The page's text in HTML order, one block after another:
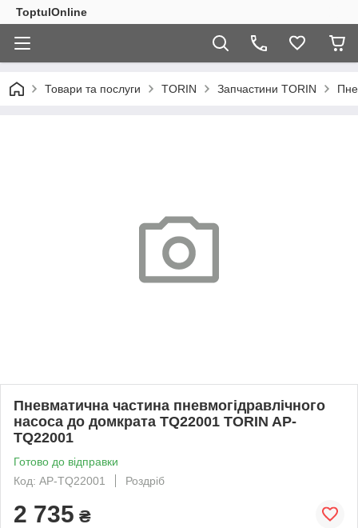
ToptulOnline
Товари та послуги TORIN Запчастини TORIN
Пневматична частина пневмогідравлічного
насоса до домкрата TQ22001 TORIN AP-
TQ22001
Готово до відправки
Код: AP-TQ22001
Роздріб
2 735 ₴